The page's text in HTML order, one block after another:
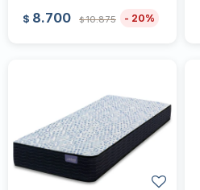
$ 8.700 $10.875 20